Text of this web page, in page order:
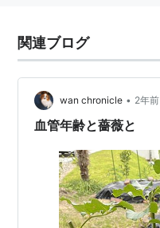
関連ブログ
wan chronicle • 2年前
血管年齢と薔薇と